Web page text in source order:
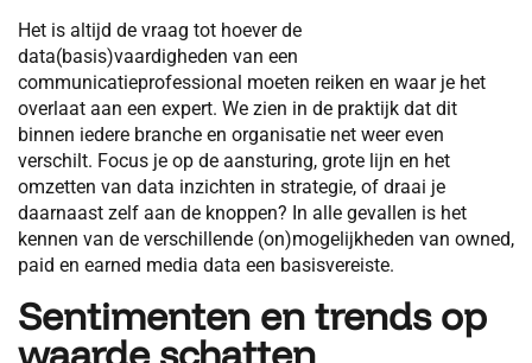
Het is altijd de vraag tot hoever de
data(basis)vaardigheden van een
communicatieprofessional moeten reiken en waar je het
overlaat aan een expert. We zien in de praktijk dat dit
binnen iedere branche en organisatie net weer even
verschilt. Focus je op de aansturing, grote lijn en het
omzetten van data inzichten in strategie, of draai je
daarnaast zelf aan de knoppen? In alle gevallen is het
kennen van de verschillende (on)mogelijkheden van owned,
paid en earned media data een basisvereiste.
Sentimenten en trends op
waarde schatten